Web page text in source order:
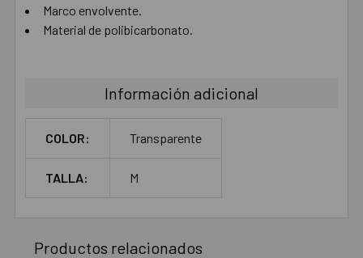
Marco envolvente.
Material de polibicarbonato.
Información adicional
COLOR: Transparente
TALLA: M
Productos relacionados